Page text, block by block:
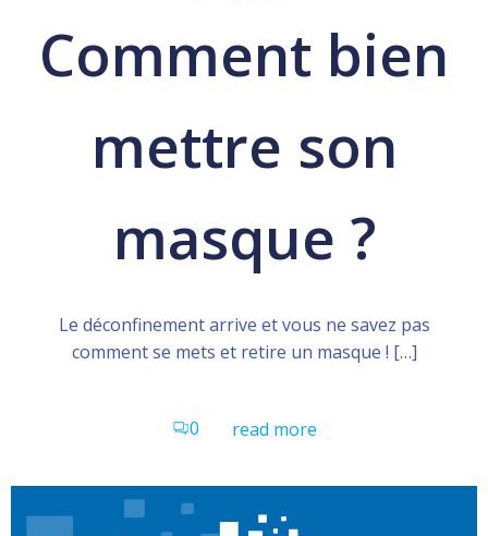
Comment bien
mettre son
masque ?
Le déconfinement arrive et vous ne savez pas
comment se mets et retire un masque ! […]
0 read more